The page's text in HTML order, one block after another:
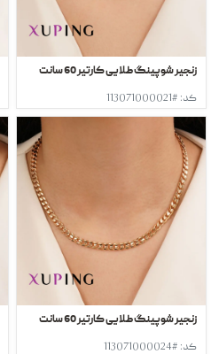
زنجیر شوپینگ طلایی کارتیر 60 سانت
کد: #113071000021
زنجیر شوپینگ طلایی کارتیر 60 سانت
کد: #113071000024